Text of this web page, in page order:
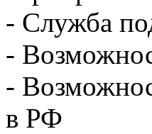
- Служба
-
-
в РФ